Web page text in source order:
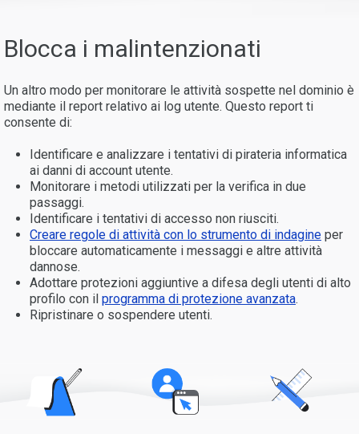
Blocca i malintenzionati
Un altro modo per monitorare le attività sospette nel dominio è
mediante il report relativo ai log utente. Questo report ti
consente di:
Identificare e analizzare i tentativi di pirateria informatica
ai danni di account utente.
Monitorare i metodi utilizzati per la verifica in due
passaggi.
Identificare i tentativi di accesso non riusciti.
Creare regole di attività con lo strumento di indagine per
bloccare automaticamente i messaggi e altre attività
dannose.
Adottare protezioni aggiuntive a difesa degli utenti di alto
profilo con il programma di protezione avanzata.
Ripristinare o sospendere utenti.